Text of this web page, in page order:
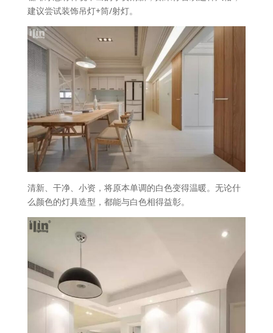
建议尝试装饰吊灯+筒/射灯。
清新、干净、小资，将原本单调的白色变得温暖。无论什
么颜色的灯具造型，都能与白色相得益彰。